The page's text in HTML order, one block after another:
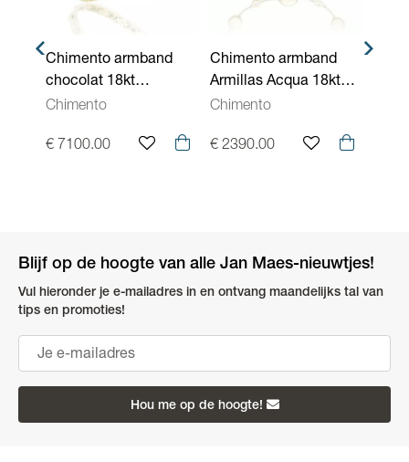
Chimento armband
chocolat 18kt
geelgoud met 0,29ct
1B09622R71190
Chimento
€ 7100.00
Chimento armband
Armillas Acqua 18kt
geelgoud met 0,20ct
1B04911B11190
Chimento
€ 2390.00
Blijf op de hoogte van alle Jan Maes-nieuwtjes!
Vul hieronder je e-mailadres in en ontvang maandelijks tal van
tips en promoties!
Hou me op de hoogte!